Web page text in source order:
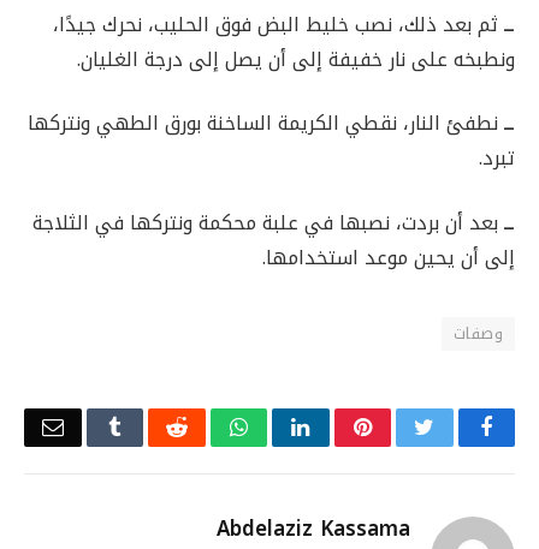
ــثم بعد ذلك، نصب خليط البض فوق الحليب، نحرك جيدًا،
ونطبخه على نار خفيفة إلى أن يصل إلى درجة الغليان.
ــنطفئ النار، نقطي الكريمة الساخنة بورق الطهي ونتركها
تبرد.
ــبعد أن بردت، نصبها في علبة محكمة ونتركها في الثلاجة
إلى أن يحين موعد استخدامها.
وصفات
Facebook
Twitter
Pinterest
LinkedIn
WhatsApp
Reddit
Tumblr
Abdelaziz Kassama